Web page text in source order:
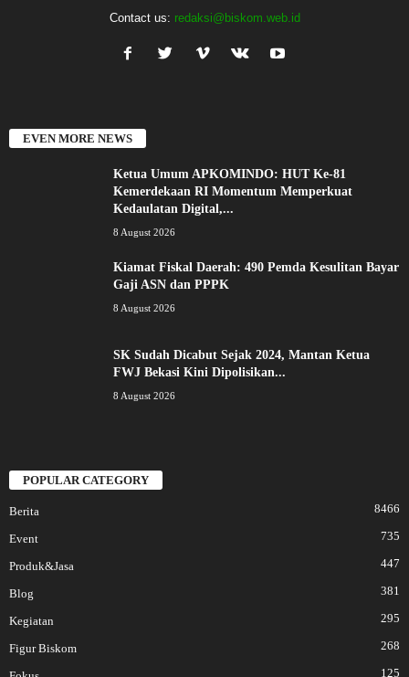
Contact us: redaksi@biskom.web.id
EVEN MORE NEWS
Ketua Umum APKOMINDO: HUT Ke-81
Kemerdekaan RI Momentum Memperkuat
Kedaulatan Digital,...
8 August 2026
Kiamat Fiskal Daerah: 490 Pemda Kesulitan Bayar
Gaji ASN dan PPPK
8 August 2026
SK Sudah Dicabut Sejak 2024, Mantan Ketua
FWJ Bekasi Kini Dipolisikan...
8 August 2026
POPULAR CATEGORY
Berita 8466
Event 735
Produk&Jasa 447
Blog 381
Kegiatan 295
Figur Biskom 268
125